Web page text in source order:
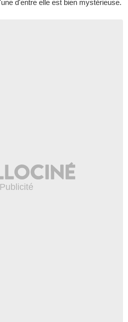
d'entre elle est bien mystérieuse.